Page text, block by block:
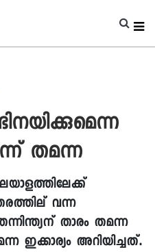
തമന്ന
വന്ന
താരം തമന്ന
ഇക്കാര്യം അറിയിച്ചത്.